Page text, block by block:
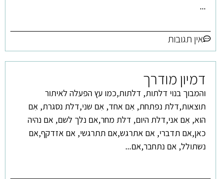
...
אין תגובות
דמיון מודרך
והמבוך בנוי דלתות, דלתות,כמו עץ הפעלה לאיתור
תוצאות,דלת נפתחת, אִם אחד, אִם שני,דלת נסגרת, אִם
הוא, אִם אני,דלת היום, דלת מחר,אם נלך לשם, אם נהיה
כאן,אם תדברי, אם אתרגש,אם תתרגשי, אם אזדקף,אם
נשתולל, אם נתחבר,אם...